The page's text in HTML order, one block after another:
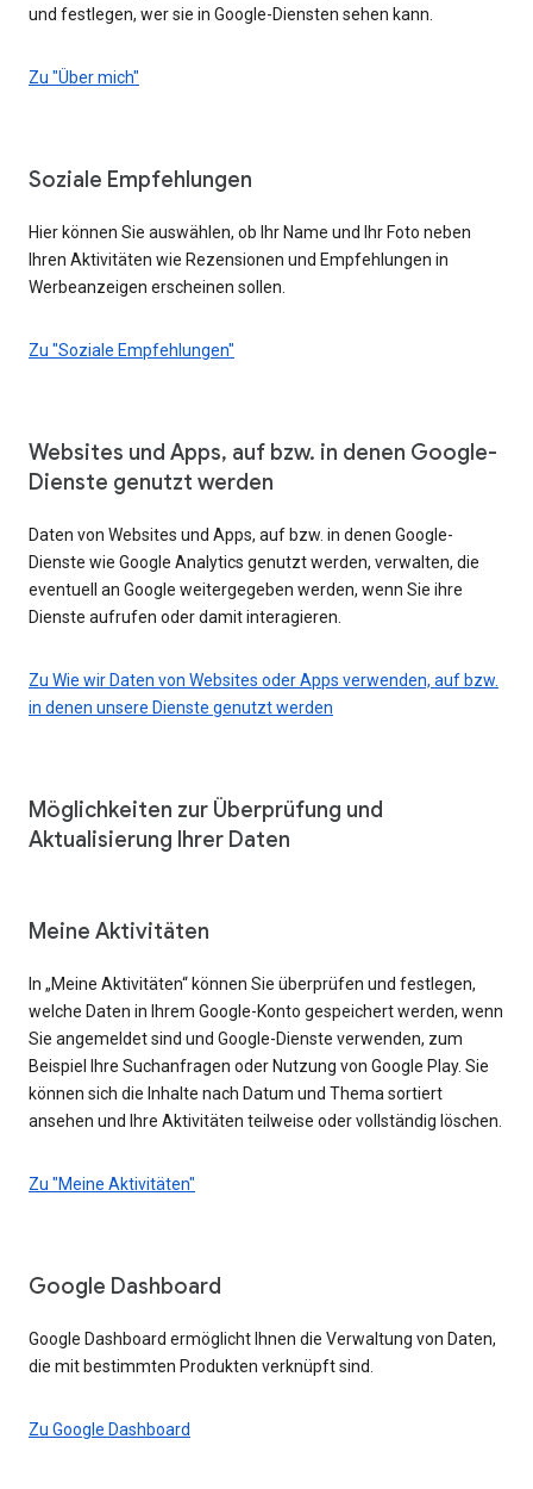
und festlegen, wer sie in Google-Diensten sehen kann.
Zu "Über mich"
Soziale Empfehlungen
Hier können Sie auswählen, ob Ihr Name und Ihr Foto neben
Ihren Aktivitäten wie Rezensionen und Empfehlungen in
Werbeanzeigen erscheinen sollen.
Zu "Soziale Empfehlungen"
Websites und Apps, auf bzw. in denen Google-
Dienste genutzt werden
Daten von Websites und Apps, auf bzw. in denen Google-
Dienste wie Google Analytics genutzt werden, verwalten, die
eventuell an Google weitergegeben werden, wenn Sie ihre
Dienste aufrufen oder damit interagieren.
Zu Wie wir Daten von Websites oder Apps verwenden, auf bzw.
in denen unsere Dienste genutzt werden
Möglichkeiten zur Überprüfung und
Aktualisierung Ihrer Daten
Meine Aktivitäten
In „Meine Aktivitäten“ können Sie überprüfen und festlegen,
welche Daten in Ihrem Google-Konto gespeichert werden, wenn
Sie angemeldet sind und Google-Dienste verwenden, zum
Beispiel Ihre Suchanfragen oder Nutzung von Google Play. Sie
können sich die Inhalte nach Datum und Thema sortiert
ansehen und Ihre Aktivitäten teilweise oder vollständig löschen.
Zu "Meine Aktivitäten"
Google Dashboard
Google Dashboard ermöglicht Ihnen die Verwaltung von Daten,
die mit bestimmten Produkten verknüpft sind.
Zu Google Dashboard